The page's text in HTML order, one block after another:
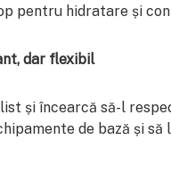
pentru hidratare și
dar flexibil
și încearcă să-l
de bază și